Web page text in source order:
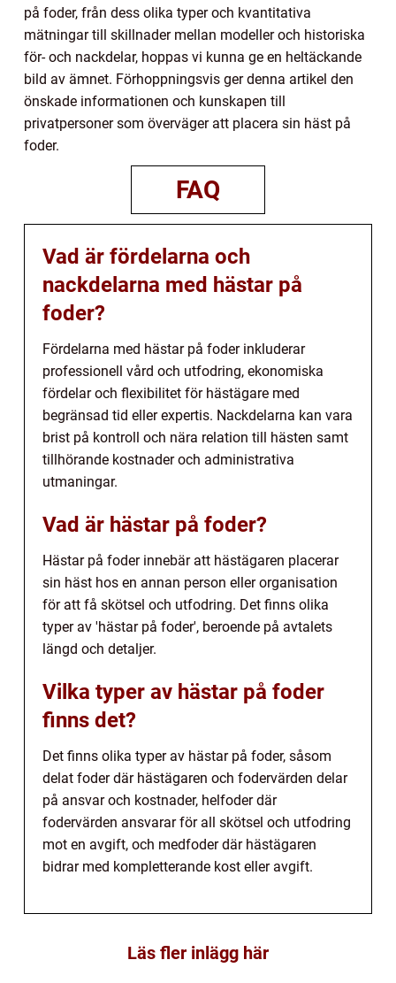
på foder, från dess olika typer och kvantitativa
mätningar till skillnader mellan modeller och historiska
för- och nackdelar, hoppas vi kunna ge en heltäckande
bild av ämnet. Förhoppningsvis ger denna artikel den
önskade informationen och kunskapen till
privatpersoner som överväger att placera sin häst på
foder.
FAQ
Vad är fördelarna och
nackdelarna med hästar på
foder?
Fördelarna med hästar på foder inkluderar
professionell vård och utfodring, ekonomiska
fördelar och flexibilitet för hästägare med
begränsad tid eller expertis. Nackdelarna kan vara
brist på kontroll och nära relation till hästen samt
tillhörande kostnader och administrativa
utmaningar.
Vad är hästar på foder?
Hästar på foder innebär att hästägaren placerar
sin häst hos en annan person eller organisation
för att få skötsel och utfodring. Det finns olika
typer av 'hästar på foder', beroende på avtalets
längd och detaljer.
Vilka typer av hästar på foder
finns det?
Det finns olika typer av hästar på foder, såsom
delat foder där hästägaren och fodervärden delar
på ansvar och kostnader, helfoder där
fodervärden ansvarar för all skötsel och utfodring
mot en avgift, och medfoder där hästägaren
bidrar med kompletterande kost eller avgift.
Läs fler inlägg här